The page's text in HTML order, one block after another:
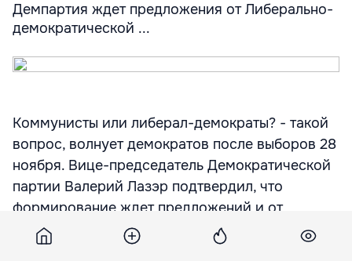
Демпартия ждет предложения от Либерально-
демократической ...
Коммунисты или либерал-демократы? - такой
вопрос, волнует демократов после выборов 28
ноября. Вице-председатель Демократической
партии Валерий Лазэр подтвердил, что
формирование ждет предложений и от
коммунистов, и от либерал-демократов для
создания альянса в будущем парламенте. Об